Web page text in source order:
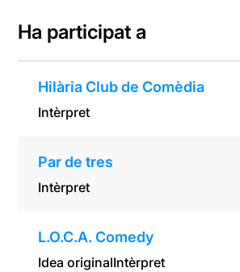
Ha participat a
Hilària Club de Comèdia
Intèrpret
Par de tres
Intèrpret
L.O.C.A. Comedy
Idea originalIntèrpret